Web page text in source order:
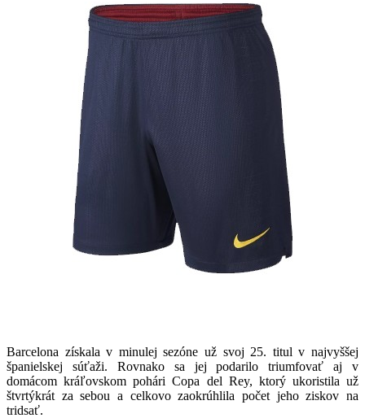
Barcelona získala v minulej sezóne už svoj 25. titul v najvyššej
španielskej súťaži. Rovnako sa jej podarilo triumfovať aj v
domácom kráľovskom pohári Copa del Rey, ktorý ukoristila už
štvrtýkrát za sebou a celkovo zaokrúhlila počet jeho ziskov na
tridsať.